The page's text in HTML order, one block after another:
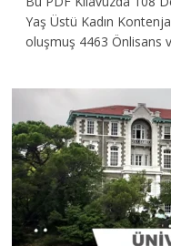
Yaş Üstü Kadın
oluşmuş 4463 Önlisans